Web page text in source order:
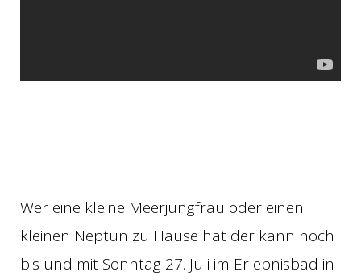
Wer eine kleine Meerjungfrau oder einen
kleinen Neptun zu Hause hat der kann noch
bis und mit Sonntag 27. Juli im Erlebnisbad in